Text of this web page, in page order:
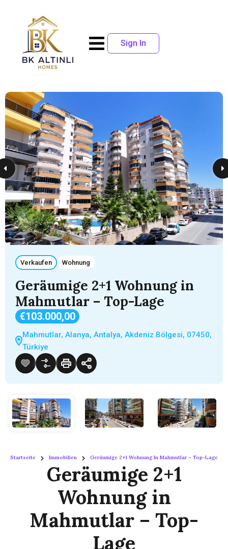
Sign In
Verkaufen Wohnung
Geräumige 2+1 Wohnung in
Mahmutlar – Top-Lage
€103.000,00
Mahmutlar, Alanya, Antalya, Akdeniz Bölgesi, 07450,
Türkiye
Startseite Immobilien Geräumige 2+1 Wohnung In Mahmutlar – Top-Lage
Geräumige 2+1
Wohnung in
Mahmutlar – Top-
Lage